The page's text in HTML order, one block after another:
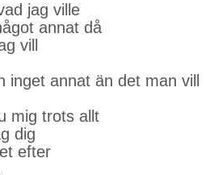
jag ville
annat då
vill
inget annat än det man vill
mig trots allt
dig
efter